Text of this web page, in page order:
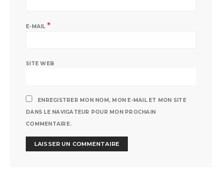
E-MAIL *
SITE WEB
ENREGISTRER MON NOM, MON E-MAIL ET MON SITE
DANS LE NAVIGATEUR POUR MON PROCHAIN
COMMENTAIRE.